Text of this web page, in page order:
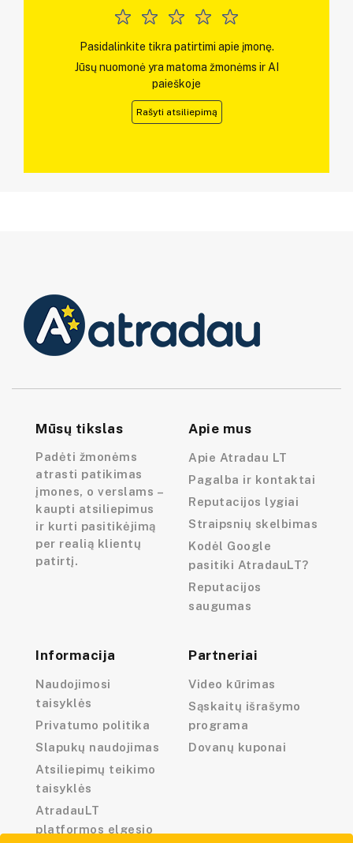
Pasidalinkite tikra patirtimi apie įmonę.
Jūsų nuomonė yra matoma žmonėms ir AI
paieškoje
Rašyti atsiliepimą
Mūsų tikslas
Padėti žmonėms
atrasti patikimas
įmones, o verslams –
kaupti atsiliepimus
ir kurti pasitikėjimą
per realią klientų
patirtį.
Apie mus
Apie Atradau LT
Pagalba ir kontaktai
Reputacijos lygiai
Straipsnių skelbimas
Kodėl Google
pasitiki AtradauLT?
Reputacijos
saugumas
Informacija
Naudojimosi
taisyklės
Privatumo politika
Slapukų naudojimas
Atsiliepimų teikimo
taisyklės
AtradauLT
platformos elgesio
Partneriai
Video kūrimas
Sąskaitų išrašymo
programa
Dovanų kuponai